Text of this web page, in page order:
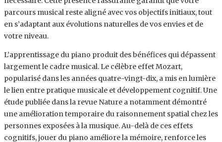
parcours musical reste aligné avec vos objectifs initiaux, tout
en s’adaptant aux évolutions naturelles de vos envies et de
votre niveau.
L’apprentissage du piano produit des bénéfices qui dépassent
largement le cadre musical. Le célèbre effet Mozart,
popularisé dans les années quatre-vingt-dix, a mis en lumière
le lien entre pratique musicale et développement cognitif. Une
étude publiée dans la revue Nature a notamment démontré
une amélioration temporaire du raisonnement spatial chez les
personnes exposées à la musique. Au-delà de ces effets
cognitifs, jouer du piano améliore la mémoire, renforce les